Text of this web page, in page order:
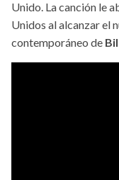
Unido. La canción le
Unidos al alcanzar el
contemporáneo de